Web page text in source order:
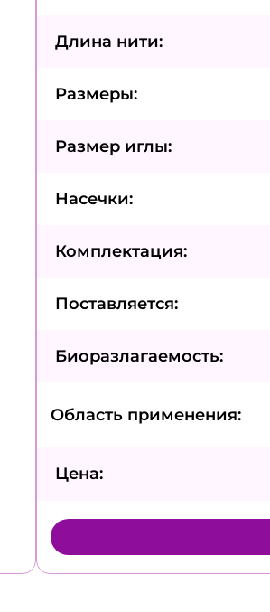
Длина нити:
Размеры:
Размер иглы:
Насечки:
Комплектация:
Поставляется:
Биоразлагаемость:
Область применения:
Цена: